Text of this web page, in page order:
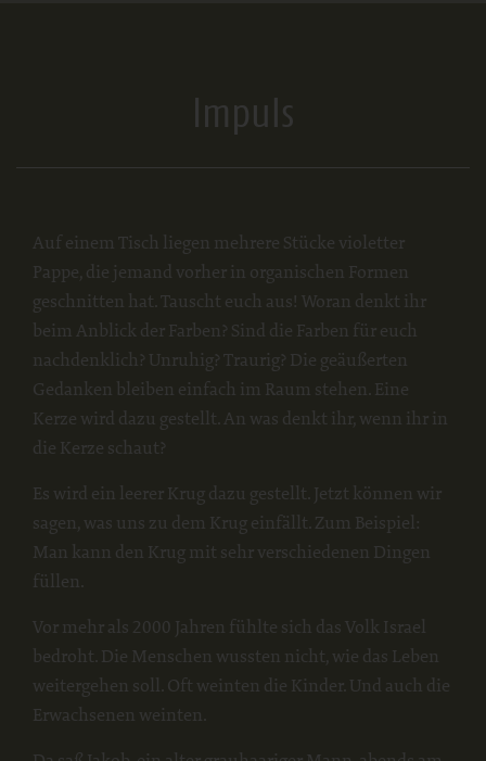
Impuls
Auf einem Tisch liegen mehrere Stücke violetter
Pappe, die jemand vorher in organischen Formen
geschnitten hat. Tauscht euch aus! Woran denkt ihr
beim Anblick der Farben? Sind die Farben für euch
nachdenklich? Unruhig? Traurig? Die geäußerten
Gedanken bleiben einfach im Raum stehen. Eine
Kerze wird dazu gestellt. An was denkt ihr, wenn ihr in
die Kerze schaut?
Es wird ein leerer Krug dazu gestellt. Jetzt können wir
sagen, was uns zu dem Krug einfällt. Zum Beispiel:
Man kann den Krug mit sehr verschiedenen Dingen
füllen.
Vor mehr als 2000 Jahren fühlte sich das Volk Israel
bedroht. Die Menschen wussten nicht, wie das Leben
weitergehen soll. Oft weinten die Kinder. Und auch die
Erwachsenen weinten.